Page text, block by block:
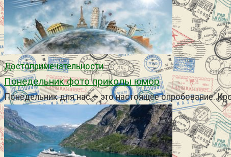
Достопримечательности
Понедельник фото приколы юмор
Понедельник для нас — это настоящее опробование.